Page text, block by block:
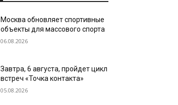
Москва обновляет спортивные
объекты для массового спорта
06.08.2026
Завтра, 6 августа, пройдет цикл
встреч «Точка контакта»
05.08.2026